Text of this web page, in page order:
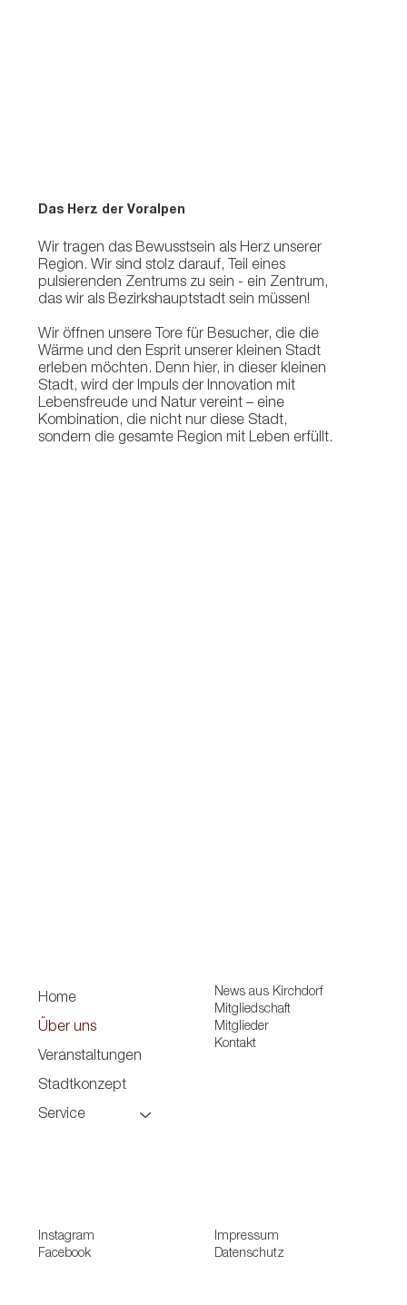
Wir tragen das Bewusstsein als Herz unserer
Region. Wir sind stolz darauf, Teil eines
pulsierenden Zentrums zu sein - ein Zentrum,
das wir als Bezirkshauptstadt sein müssen!
Wir öffnen unsere Tore für Besucher, die die
Wärme und den Esprit unserer kleinen Stadt
erleben möchten. Denn hier, in dieser kleinen
Stadt, wird der Impuls der Innovation mit
Lebensfreude und Natur vereint – eine
Kombination, die nicht nur diese Stadt,
sondern die gesamte Region mit Leben erfüllt.
Das Herz der Voralpen
Home
Über uns
Veranstaltungen
Stadtkonzept
Service
News aus Kirchdorf
Mitgliedschaft
Mitglieder
Kontakt
Impressum
Datenschutz
Instagram
Facebook